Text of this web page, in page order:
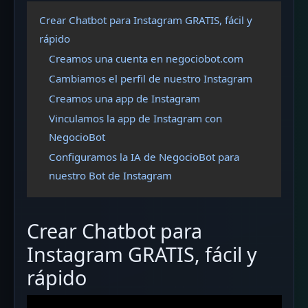
Crear Chatbot para Instagram GRATIS, fácil y
rápido
Creamos una cuenta en negociobot.com
Cambiamos el perfil de nuestro Instagram
Creamos una app de Instagram
Vinculamos la app de Instagram con
NegocioBot
Configuramos la IA de NegocioBot para
nuestro Bot de Instagram
Crear Chatbot para
Instagram GRATIS, fácil y
rápido